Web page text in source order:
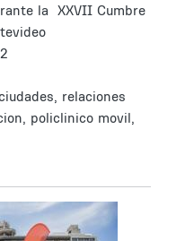
la XXVII Cumbre
relaciones
policlinico movil,